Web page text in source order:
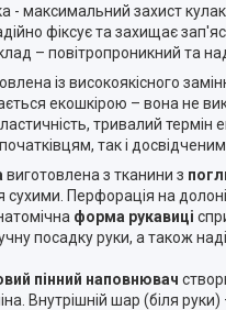
- максимальний захист
фіксує та захищає
– повітропроникний та
із високоякісного
екошкірою – вона не
тривалий
так і
виготовлена з тканини з
Перфорація на долоні
форма рукавиці
посадку руки, а також
пінний наповнювач
Внутрішній шар (біля руки)